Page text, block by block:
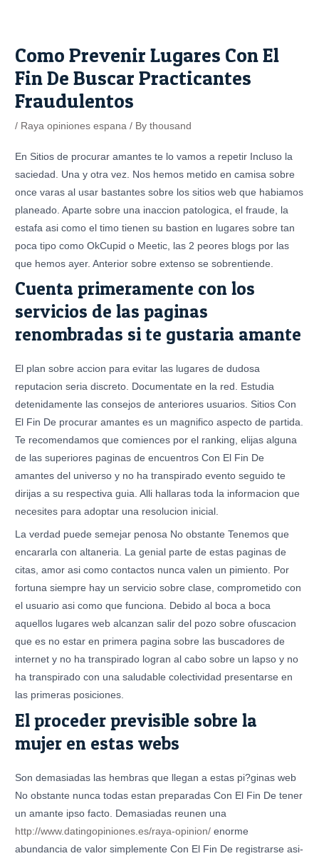
Como Prevenir Lugares Con El
Fin De Buscar Practicantes
Fraudulentos
/ Raya opiniones espana / Bythousand
En Sitios de procurar amantes te lo vamos a repetir Incluso la
saciedad. Una y otra vez. Nos hemos metido en camisa sobre
once varas al usar bastantes sobre los sitios web que habiamos
planeado. Aparte sobre una inaccion patologica, el fraude, la
estafa asi­ como el timo tienen su bastion en lugares sobre tan
poca tipo como OkCupid o Meetic, las 2 peores blogs por las
que hemos ayer. Anterior sobre extenso se sobrentiende.
Cuenta primeramente con los
servicios de las paginas
renombradas si te gustaria amante
El plan sobre accion para evitar las lugares de dudosa
reputacion seri­a discreto. Documentate en la red. Estudia
detenidamente las consejos de anteriores usuarios. Sitios Con
El Fin De procurar amantes es un magnifico aspecto de partida.
Te recomendamos que comiences por el ranking, elijas alguna
de las superiores paginas de encuentros Con El Fin De
amantes del universo y no ha transpirado evento seguido te
dirijas a su respectiva guia. Alli hallaras toda la informacion que
necesites para adoptar una resolucion inicial.
La verdad puede semejar penosa No obstante Tenemos que
encararla con altaneria. La genial parte de estas paginas de
citas, amor asi­ como contactos nunca valen un pimiento. Por
fortuna siempre hay un servicio sobre clase, comprometido con
el usuario asi­ como que funciona. Debido al boca a boca
aquellos lugares web alcanzan salir del pozo sobre ofuscacion
que es no estar en primera pagina sobre las buscadores de
internet y no ha transpirado logran al cabo sobre un lapso y no
ha transpirado con una saludable colectividad presentarse en
las primeras posiciones.
El proceder previsible sobre la
mujer en estas webs
Son demasiadas las hembras que llegan a estas pi?ginas web
No obstante nunca todas estan preparadas Con El Fin De tener
un amante ipso facto. Demasiadas reunen una
http://www.datingopiniones.es/raya-opinion/ enorme
abundancia de valor simplemente Con El Fin De registrarse asi­